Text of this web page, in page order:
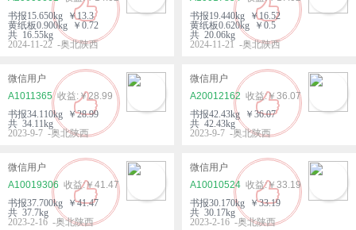
书报15.650kg ￥13.3
黄纸板0.900kg ￥0.72
共 16.55kg
2024-11-22 -奥北陕西
书报19.440kg ￥16.52
黄纸板0.620kg ￥0.5
共 20.06kg
2024-11-21 -奥北陕西
微信用户
A1011365
￥28.99
书报34.110kg ￥28.99
共 34.11kg
2023-9-7 -奥北陕西
微信用户
A20012162
￥36.07
书报42.43kg ￥36.07
共 42.43kg
2023-9-7 -奥北陕西
微信用户
A10019306
￥41.47
书报37.700kg ￥41.47
共 37.7kg
2023-2-16 -奥北陕西
微信用户
A10010524
￥33.19
书报30.170kg ￥33.19
共 30.17kg
2023-2-16 -奥北陕西